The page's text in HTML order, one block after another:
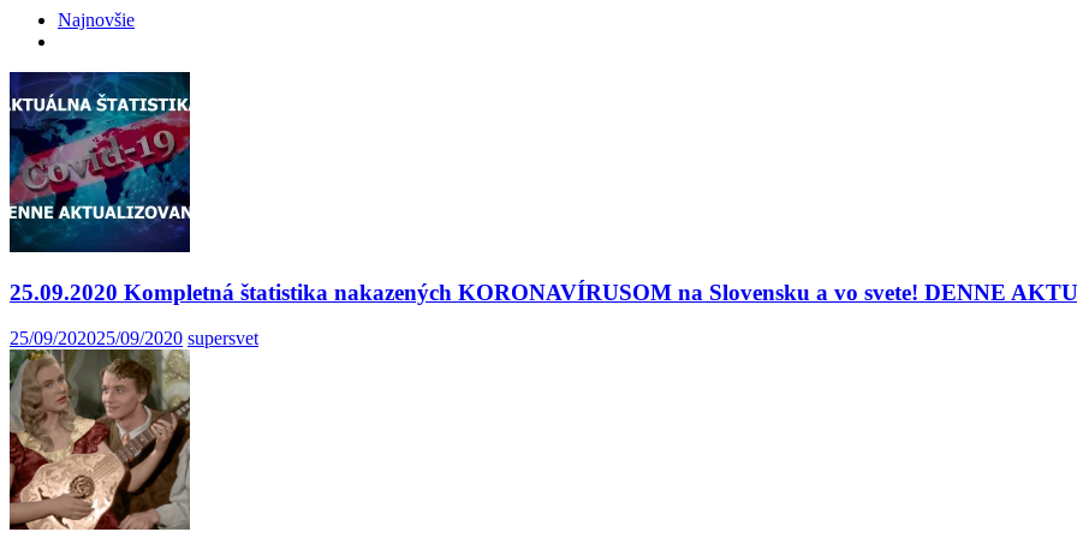
Najnovšie
25.09.2020 Kompletná štatistika nakazených KORONAVÍRUSOM na Slovensku a vo svete! DENNE
25/09/202025/09/2020 supersvet